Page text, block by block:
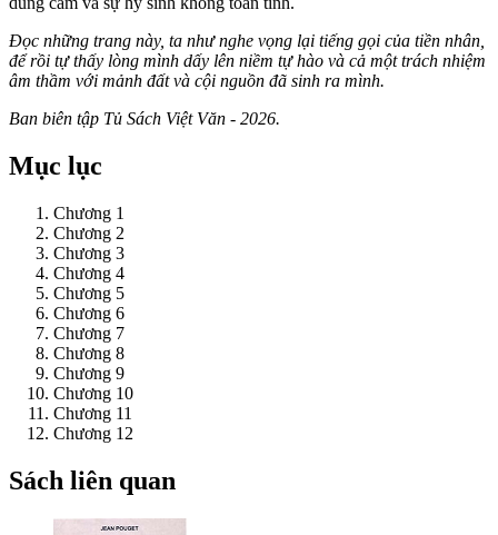
Đọc những trang này, ta như nghe vọng lại tiếng gọi của tiền nhân,
để rồi tự thấy lòng mình dấy lên niềm tự hào và cả một trách nhiệm
âm thầm với mảnh đất và cội nguồn đã sinh ra mình.
Ban biên tập Tủ Sách Việt Văn - 2026.
Mục lục
Chương 1
Chương 2
Chương 3
Chương 4
Chương 5
Chương 6
Chương 7
Chương 8
Chương 9
Chương 10
Chương 11
Chương 12
Sách liên quan